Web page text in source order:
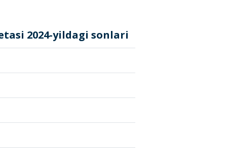
2024-yildagi sonlari